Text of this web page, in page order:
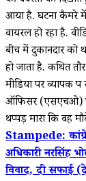
आया है. घटना कैमरे
वायरल हो रहा है.
बीच में दुकानदार को
हो जाता है. कथित
मीडिया पर व्यापक
ऑफिसर (एसएचओ)
थप्पड़ मारा कि वह
Stampede:
अधिकारी नरसिंह
विवाद, दी सफाई